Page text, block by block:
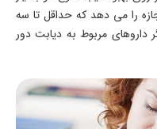
را می دهد که حداقل تا سه
مربوط به دیابت دور